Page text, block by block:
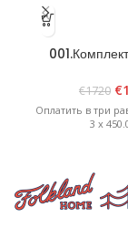
€1720 €
Оплатить в три
3 x